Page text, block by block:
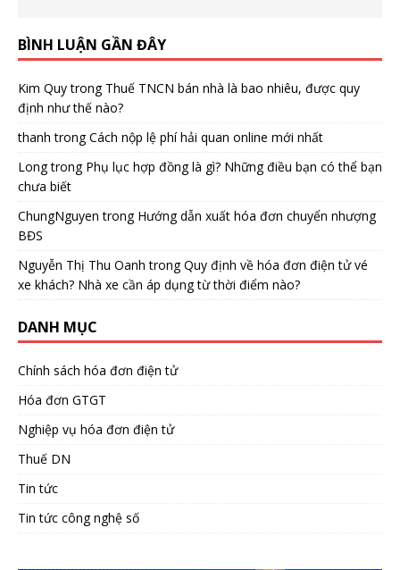
BÌNH LUẬN GẦN ĐÂY
Kim Quytrong Thuế TNCN bán nhà là bao nhiêu, được quy
định như thế nào?
thanh trongCách nộp lệ phí hải quan online mới nhất
Longtrong Phụ lục hợp đồng là gì? Những điều bạn có thể bạn
chưa biết
ChungNguyen trong Hướng dẫn xuất hóa đơn chuyển nhượng
BĐS
Nguyễn Thị Thu Oanh trongQuy định về hóa đơn điện tử vé
xe khách? Nhà xe cần áp dụng từ thời điểm nào?
DANH MỤC
Chính sách hóa đơn điện tử
Hóa đơn GTGT
Nghiệp vụ hóa đơn điện tử
Thuế DN
Tin tức
Tin tức công nghệ số